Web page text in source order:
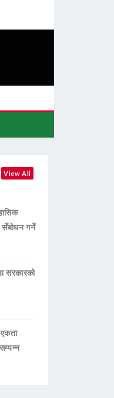
View All
गर्ने
सरकारको